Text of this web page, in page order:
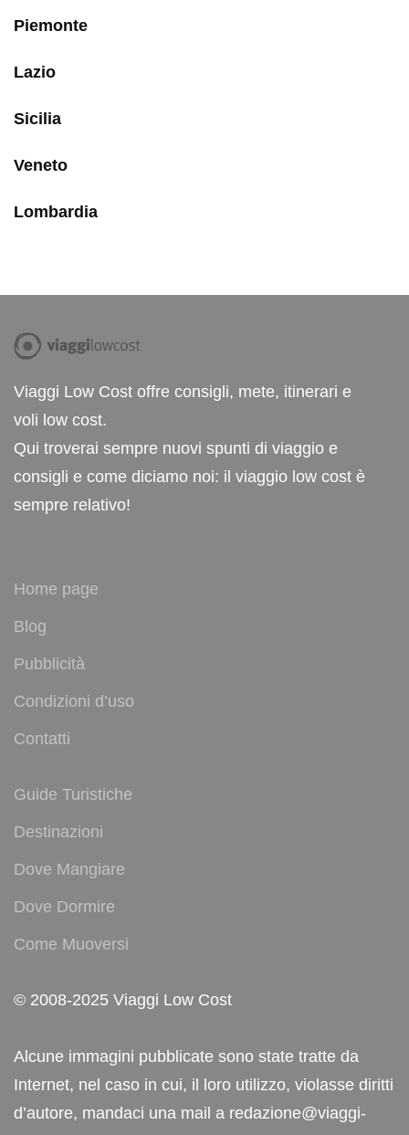
Piemonte
Lazio
Sicilia
Veneto
Lombardia
Viaggi Low Cost offre consigli, mete, itinerari e
voli low cost.
Qui troverai sempre nuovi spunti di viaggio e
consigli e come diciamo noi: il viaggio low cost è
sempre relativo!
Home page
Blog
Pubblicità
Condizioni d’uso
Contatti
Guide Turistiche
Destinazioni
Dove Mangiare
Dove Dormire
Come Muoversi
© 2008-2025 Viaggi Low Cost
Alcune immagini pubblicate sono state tratte da
Internet, nel caso in cui, il loro utilizzo, violasse diritti
d’autore, mandaci una mail a redazione@viaggi-